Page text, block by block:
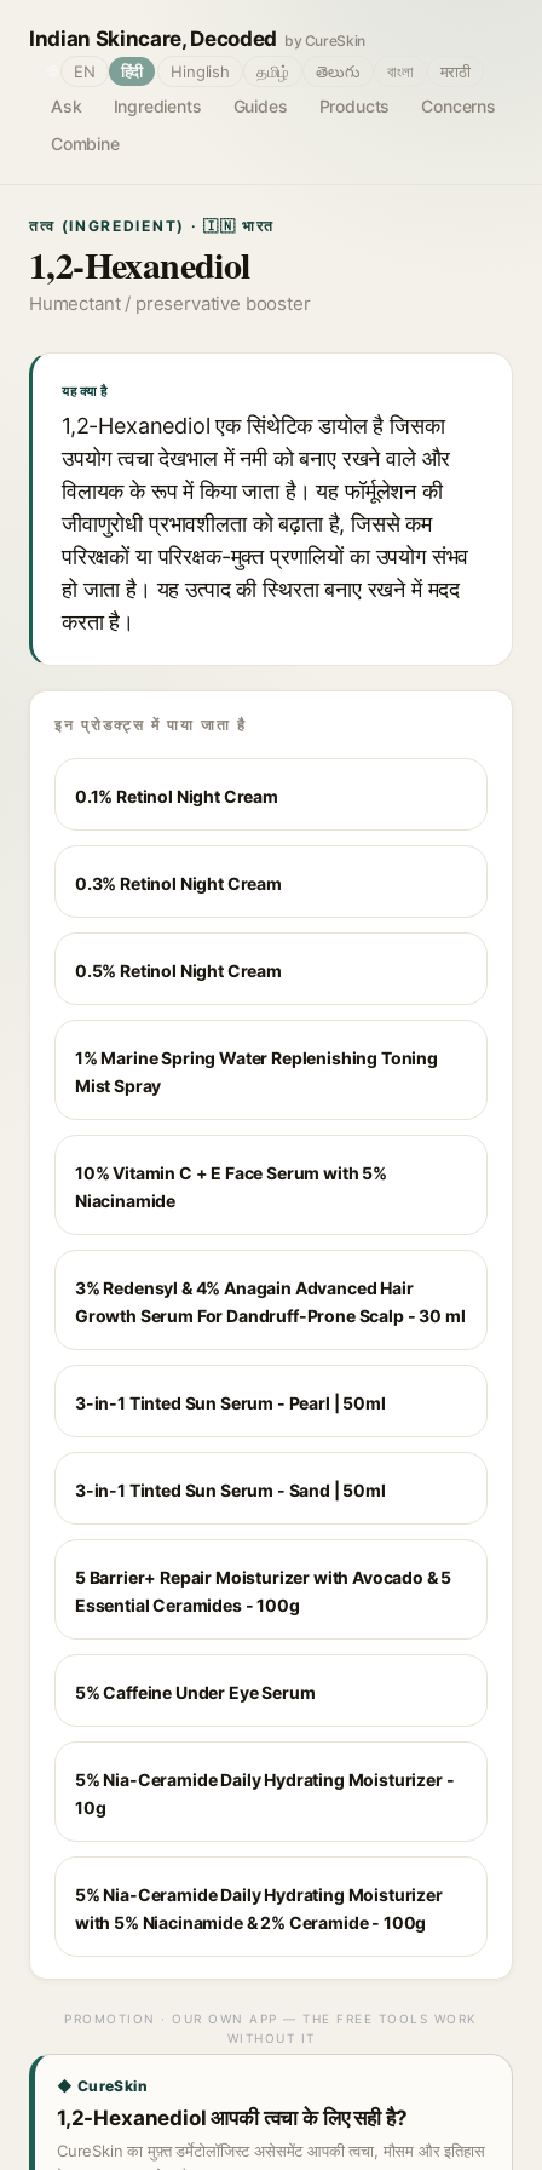
Indian Skincare, Decoded by CureSkin
Ask Ingredients Guides Products
Concerns
Combine
EN हिंदी Hinglish தமிழ் తెలుగు বাংলা मराठी
तत्व (INGREDIENT) · 🇮🇳 भारत
1,2-Hexanediol
Humectant / preservative booster
यह क्या है
1,2-Hexanediol एक सिंथेटिक डायोल है जिसका
उपयोग त्वचा देखभाल में नमी को बनाए रखने वाले और
विलायक के रूप में किया जाता है। यह फॉर्मूलेशन की
जीवाणुरोधी प्रभावशीलता को बढ़ाता है, जिससे कम
परिरक्षकों या परिरक्षक-मुक्त प्रणालियों का उपयोग संभव
हो जाता है। यह उत्पाद की स्थिरता बनाए रखने में मदद
करता है।
इन प्रोडक्ट्स में पाया जाता है
0.1% Retinol Night Cream
0.3% Retinol Night Cream
0.5% Retinol Night Cream
1% Marine Spring Water Replenishing Toning
Mist Spray
10% Vitamin C + E Face Serum with 5%
Niacinamide
3% Redensyl & 4% Anagain Advanced Hair
Growth Serum For Dandruff-Prone Scalp - 30 ml
3-in-1 Tinted Sun Serum - Pearl | 50ml
3-in-1 Tinted Sun Serum - Sand | 50ml
5 Barrier+ Repair Moisturizer with Avocado & 5
Essential Ceramides - 100g
5% Caffeine Under Eye Serum
5% Nia-Ceramide Daily Hydrating Moisturizer -
10g
5% Nia-Ceramide Daily Hydrating Moisturizer
with 5% Niacinamide & 2% Ceramide - 100g
PROMOTION · OUR OWN APP — THE FREE TOOLS WORK
WITHOUT IT
◆ CureSkin
1,2-Hexanediol आपकी त्वचा के लिए सही है?
CureSkin का मुफ़्त डर्मेटोलॉजिस्ट असेसमेंट आपकी त्वचा, मौसम और इतिहास